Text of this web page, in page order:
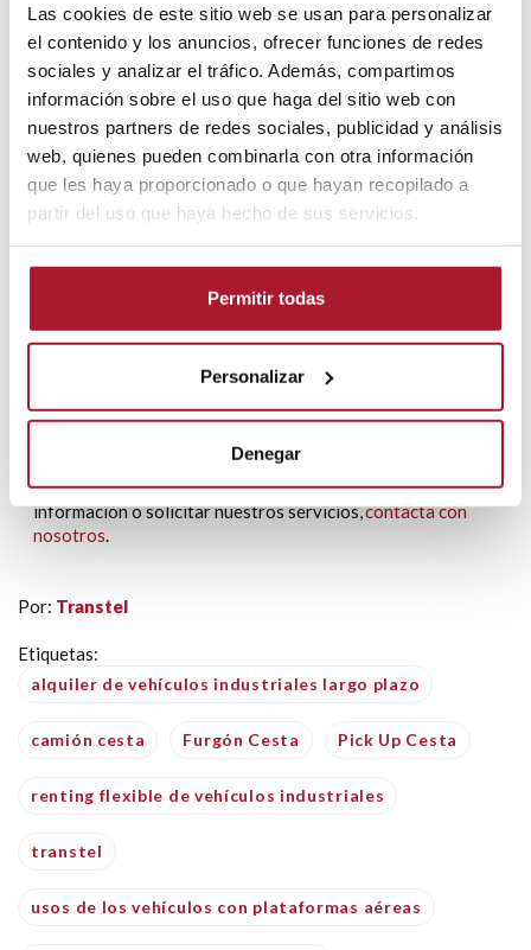
Las cookies de este sitio web se usan para personalizar
el contenido y los anuncios, ofrecer funciones de redes
sociales y analizar el tráfico. Además, compartimos
información sobre el uso que haga del sitio web con
nuestros partners de redes sociales, publicidad y análisis
web, quienes pueden combinarla con otra información
que les haya proporcionado o que hayan recopilado a
partir del uso que haya hecho de sus servicios.
Permitir todas
Personalizar
Denegar
Si buscas mejorar la eficiencia y la seguridad en tu trabajo
en altura, considera utilizar plataformas aéreas. ¡Puedes
alquilarlas a largo plazo o en renting flexible en
TransTel!
En TransTel contamos con una gran variedad de stock de
vehículos industriales que podemos entregarte de
forma inmediata para que puedas cubrir las necesidades
urgentes de tu empresa.
Disponemos de una plantilla de conductores que
en España, incluidas Canarias y Baleares, y en Portugal.
llevamos más de 50 años siendo referentes
en elalquiler y renting de vehículos industriales. Hemos
implicación total por parte de todo el equipo y la mejora
permanente. Si estás interesado en obtener más
información o solicitar nuestros servicios,contacta con
nosotros.
Por: Transtel
Etiquetas:
alquiler de vehículos industriales largo plazo
camión cesta Furgón Cesta Pick Up Cesta
renting flexible de vehículos industriales
transtel
usos de los vehículos con plataformas aéreas